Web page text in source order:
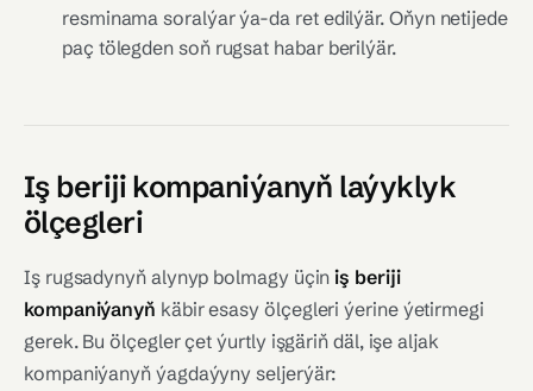
resminama soralýar ýa-da ret edilýär. Oňyn netijede
paç tölegden soň rugsat habar berilýär.
Iş beriji kompaniýanyň laýyklyk
ölçegleri
Iş rugsadynyň alynyp bolmagy üçiniş beriji
kompaniýanyň käbir esasy ölçegleri ýerine ýetirmegi
gerek. Bu ölçegler çet ýurtly işgäriň däl, işe aljak
kompaniýanyň ýagdaýyny seljerýär: